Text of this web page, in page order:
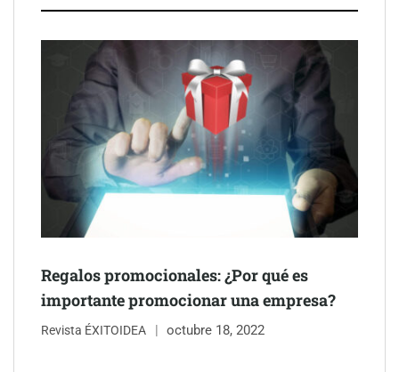
Schaeffler mejora su rentabilidad en el primer semestre de 2026
NOVA: innovación y diseño que transforman espacios de la
mano de Tormo Franquicias
Regalos promocionales: ¿Por qué es
importante promocionar una empresa?
Revista ÉXITOIDEA octubre 18, 2022